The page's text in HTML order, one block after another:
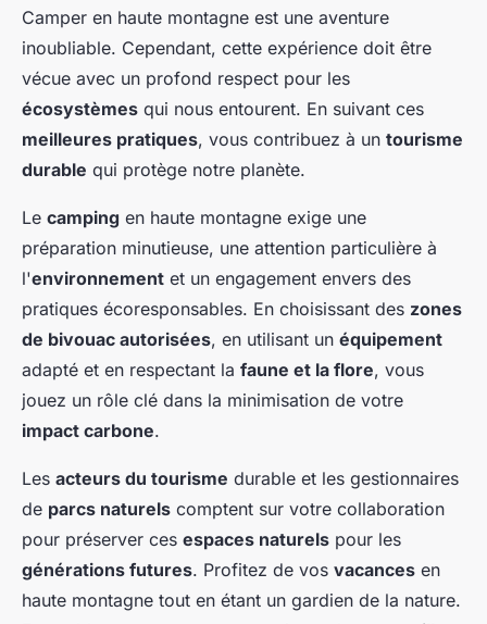
Camper en haute montagne est une aventure
inoubliable. Cependant, cette expérience doit être
vécue avec un profond respect pour les
écosystèmes qui nous entourent. En suivant ces
meilleures pratiques, vous contribuez à un tourisme
durable qui protège notre planète.
Le camping en haute montagne exige une
préparation minutieuse, une attention particulière à
l'environnement et un engagement envers des
pratiques écoresponsables. En choisissant des zones
de bivouac autorisées, en utilisant un équipement
adapté et en respectant la faune et la flore, vous
jouez un rôle clé dans la minimisation de votre
impact carbone.
Les acteurs du tourisme durable et les gestionnaires
de parcs naturels comptent sur votre collaboration
pour préserver ces espaces naturels pour les
générations futures. Profitez de vos vacances en
haute montagne tout en étant un gardien de la nature.